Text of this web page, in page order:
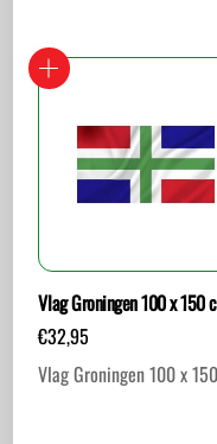
Vlag Groningen 100 x 150
€32,95
Vlag Groningen 100 x